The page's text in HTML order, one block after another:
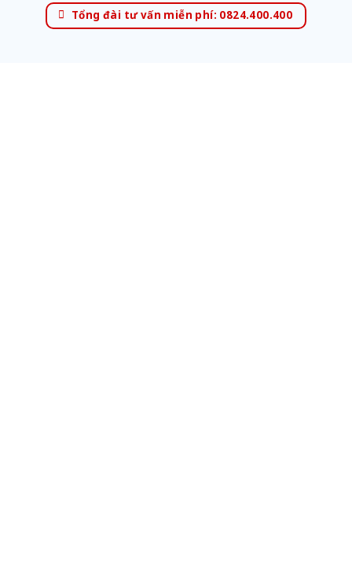
Tổng đài tư vấn miễn phí: 0824.400.400